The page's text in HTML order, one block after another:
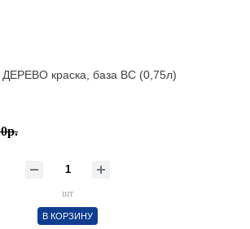
краска, база BС (0,75л)
шт
В КОРЗИНУ